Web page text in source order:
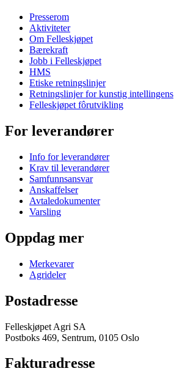
Presserom
Aktiviteter
Om Felleskjøpet
Bærekraft
Jobb i Felleskjøpet
HMS
Etiske retningslinjer
Retningslinjer for kunstig intellingens
Felleskjøpet fôrutvikling
For leverandører
Info for leverandører
Krav til leverandører
Samfunnsansvar
Anskaffelser
Avtaledokumenter
Varsling
Oppdag mer
Merkevarer
Agrideler
Postadresse
Felleskjøpet Agri SA
Postboks 469, Sentrum, 0105 Oslo
Fakturadresse